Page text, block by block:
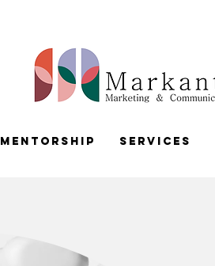
Mentorship services